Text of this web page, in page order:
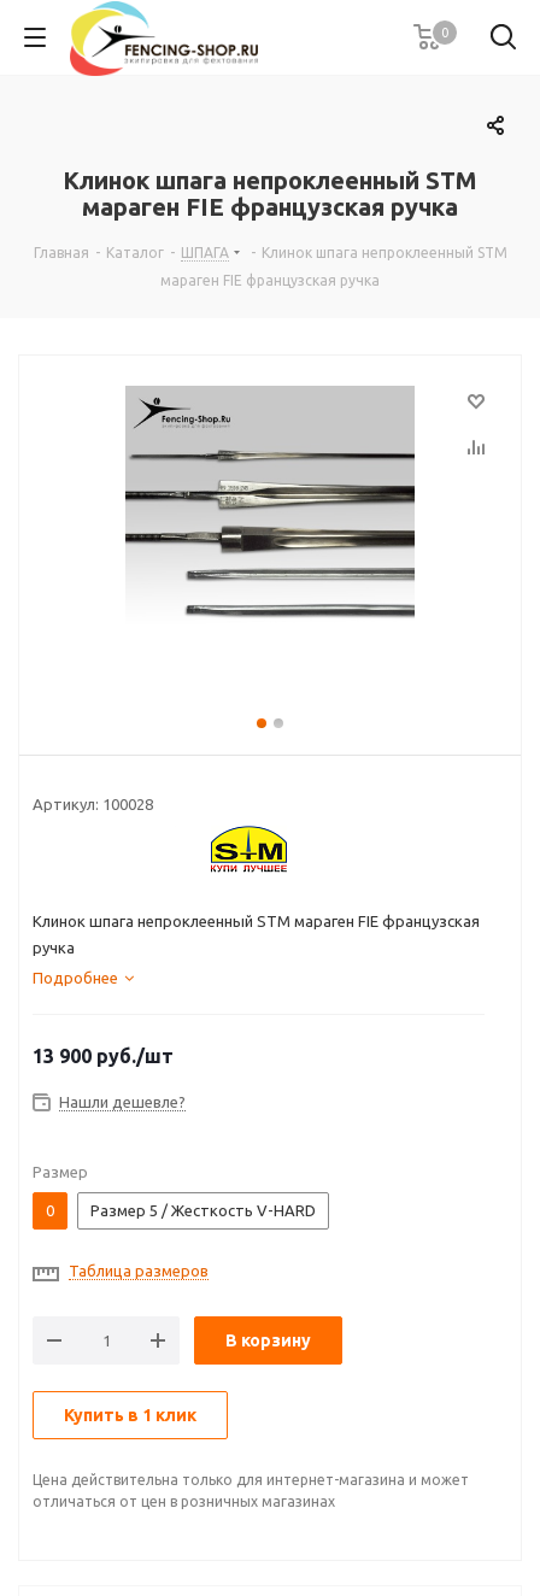
0
Клинок шпага непроклеенный STM
мараген FIE французская ручка
Главная - Каталог - ШПАГА - Клинок шпага непроклеенный STM
мараген FIE французская ручка
Артикул: 100028
Клинок шпага непроклеенный STM мараген FIE французская
ручка
Подробнее
13 900 руб./шт
Нашли дешевле?
Размер
0 Размер 5 / Жесткость V-HARD
Таблица размеров
В корзину
Купить в 1 клик
Цена действительна только для интернет-магазина и может
отличаться от цен в розничных магазинах